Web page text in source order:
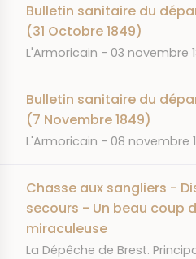
Bulletin sanitaire du
(31 Octobre 1849)
JOURNAL
L'Armoricain DATE
03 novembre
Bulletin sanitaire du
(7 Novembre 1849)
JOURNAL
L'Armoricain DATE
08 novembre
Chasse aux sangliers -
secours - Un beau coup
miraculeuse
JOURNAL
La Dépêche de Brest.